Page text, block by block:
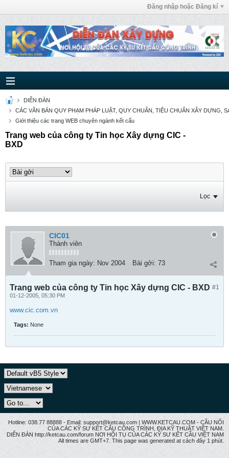
Đăng nhập hoặc Đăng kí
DIỄN ĐÀN
CÁC VĂN BẢN QUY PHẠM PHÁP LUẬT, QUY CHUẨN, TIÊU CHUẨN XÂY DỰNG,
Giới thiệu các trang WEB chuyên ngành kết cấu
Trang web của công ty Tin học Xây dựng CIC -
BXD
Lọc
CIC01
Thành viên
Tham gia ngày: Nov 2004 Bài gởi: 73
#1
Trang web của công ty Tin học Xây dựng CIC - BXD
01-12-2005, 05:30 PM
www.cic.com.vn
Tags: None
Hotline: 038.77 88888 - Email: support@ketcau.com | WWW.KETCAU.COM - CẦU NỐI
CỦA CÁC KỸ SƯ KẾT CẤU CÔNG TRÌNH, ĐỊA KỸ THUẬT VIỆT NAM.
DIỄN ĐÀN http://ketcau.com/forum NƠI HỘI TỤ CỦA CÁC KỸ SƯ KẾT CÂU VIỆT NAM
All times are GMT+7. This page was generated at cách đây 1 phút.